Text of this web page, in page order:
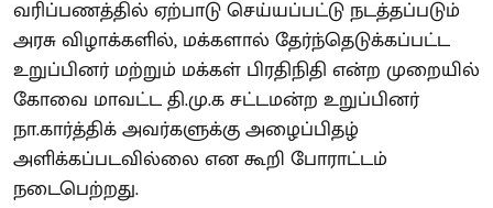
வரிப்பணத்தில் ஏற்பாடு செய்யப்பட்டு நடத்தப்படும்
அரசு விழாக்களில், மக்களால் தேர்ந்தெடுக்கப்பட்ட
உறுப்பினர் மற்றும் மக்கள் பிரதிநிதி என்ற முறையில்
கோவை மாவட்ட தி.மு.க சட்டமன்ற உறுப்பினர்
நா.கார்த்திக் அவர்களுக்கு அழைப்பிதழ்
அளிக்கப்படவில்லை என கூறி போராட்டம்
நடைபெற்றது.